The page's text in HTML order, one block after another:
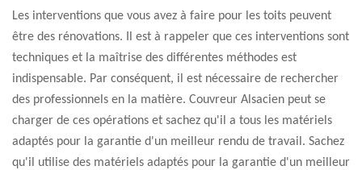
Les interventions que vous avez à faire pour les toits peuvent
être des rénovations. Il est à rappeler que ces interventions sont
techniques et la maîtrise des différentes méthodes est
indispensable. Par conséquent, il est nécessaire de rechercher
des professionnels en la matière. Couvreur Alsacien peut se
charger de ces opérations et sachez qu'il a tous les matériels
adaptés pour la garantie d'un meilleur rendu de travail. Sachez
qu'il utilise des matériels adaptés pour la garantie d'un meilleur